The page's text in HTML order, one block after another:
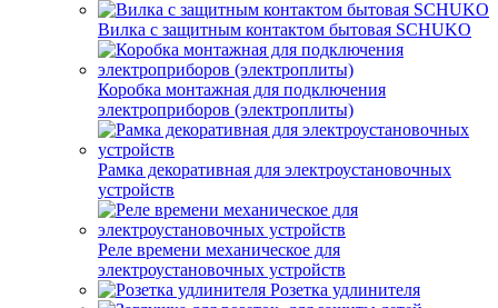
Вилка с защитным контактом бытовая SCHUKO
Коробка монтажная для подключения
электроприборов (электроплиты)
Рамка декоративная для электроустановочных
устройств
Реле времени механическое для
электроустановочных устройств
Розетка удлинителя